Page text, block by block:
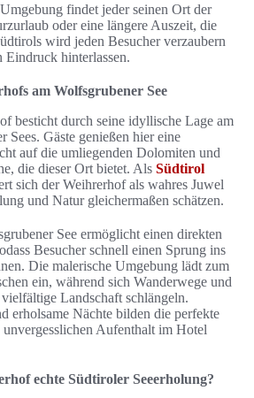
findet jeder seinen Ort der
oder eine längere Auszeit, die
wird jeden Besucher verzaubern
Eindruck hinterlassen.
am Wolfsgrubener See
besticht durch seine idyllische Lage am
Sees. Gäste genießen hier eine
auf die umliegenden Dolomiten und
die dieser Ort bietet. Als Südtirol
sich der Weihrerhof als wahres Juwel
und Natur gleichermaßen schätzen.
See ermöglicht einen direkten
Besucher schnell einen Sprung ins
Die malerische Umgebung lädt zum
ein, während sich Wanderwege und
Landschaft schlängeln.
erholsame Nächte bilden die perfekte
Aufenthalt im Hotel
echte Südtiroler Seeerholung?